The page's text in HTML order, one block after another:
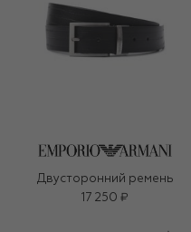
Двусторонний ремень
17 250 ₽